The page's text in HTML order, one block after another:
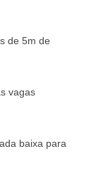
de 5m de
vagas
baixa para